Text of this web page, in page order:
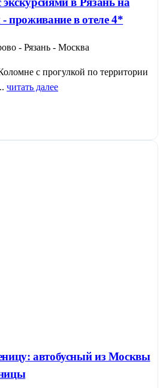
проживание в отеле 4*
- Рязань - Москва
с прогулкой по территории
читать далее
автобусный из Москвы